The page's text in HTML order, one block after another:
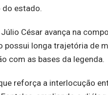
estado.
César avança na
possui longa trajetória de
com as bases da legenda.
reforça a interlocução